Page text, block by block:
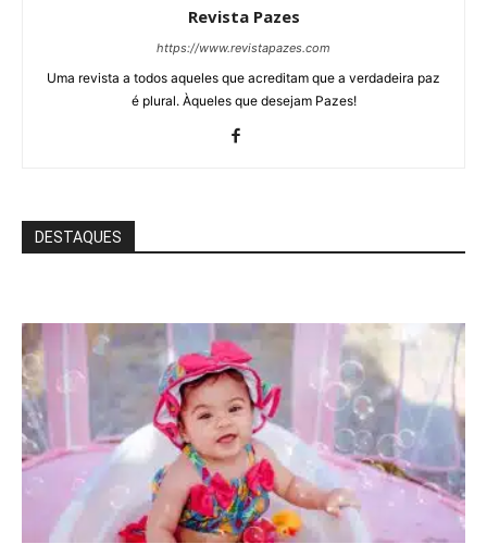
Revista Pazes
https://www.revistapazes.com
Uma revista a todos aqueles que acreditam que a verdadeira paz
é plural. Àqueles que desejam Pazes!
DESTAQUES